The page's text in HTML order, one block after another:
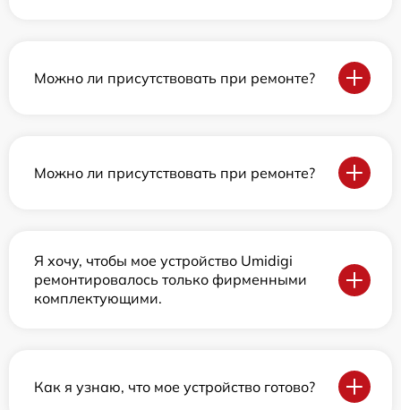
Можно ли присутствовать при ремонте?
Можно ли присутствовать при ремонте?
Я хочу, чтобы мое устройство Umidigi
ремонтировалось только фирменными
комплектующими.
Как я узнаю, что мое устройство готово?